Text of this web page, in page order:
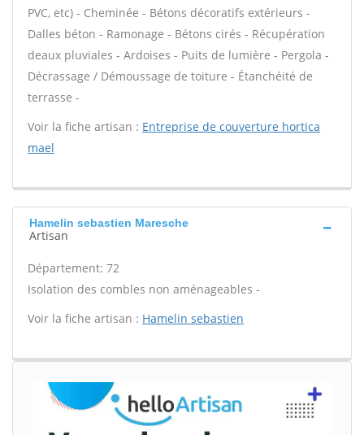
PVC, etc) - Cheminée - Bétons décoratifs extérieurs -
Dalles béton - Ramonage - Bétons cirés - Récupération
deaux pluviales - Ardoises - Puits de lumière - Pergola -
Décrassage / Démoussage de toiture - Étanchéité de
terrasse -
Voir la fiche artisan : Entreprise de couverture hortica
mael
Hamelin sebastien Maresche
Artisan
Département: 72
Isolation des combles non aménageables -
Voir la fiche artisan : Hamelin sebastien